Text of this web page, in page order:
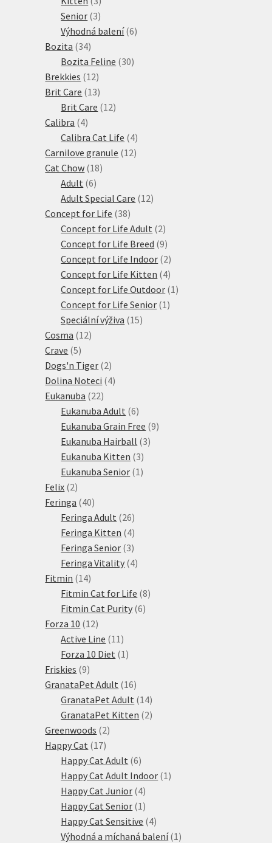
produkty
Senior 33
produkty
Výhodná balení 66
Bozita 3434
produktů
Bozita Feline 3030
Brekkies 1212
produktů
Brit Care 1313
produktů
Brit Care 1212
Calibra 44
produkty
Calibra Cat Life 44
produkty
Carnilove granule 1212
Cat Chow 1818
Adult 66
produktů
Adult Special Care 1212
Concept for Life 3838
produktů
Concept for Life Adult 22
produkty
Concept for Life Breed 99
produktů
Concept for Life Indoor 22
produkty
Concept for Life Kitten 44
produkty
Concept for Life Outdoor 1 1
Concept for Life Senior 1 1
Speciální výživa 1515
Cosma 1212
Crave 55
produktů
Dogs'n Tiger 22
produkty
Dolina Noteci 44
Eukanuba 2222
produktů
Eukanuba Adult 66
produktů
Eukanuba Grain Free 99
Eukanuba Hairball 33
Eukanuba Kitten 33
produkty
Eukanuba Senior 1 1
Felix 22
produkty
Feringa 4040
produktů
Feringa Adult 2626
produktů
Feringa Kitten 44
produkty
Feringa Senior 33
produkty
Feringa Vitality 44
Fitmin 1414
produktů
Fitmin Cat for Life 88
Fitmin Cat Purity 66
Forza 10 1212
produktů
Active Line 11 11
produktů
Forza 10 Diet 1 1
Friskies 99
produktů
GranataPet Adult 1616
produktů
GranataPet Adult 1414
produktů
GranataPet Kitten 22
Greenwoods 22
Happy Cat 1717
produktů
Happy Cat Adult 66
produktů
Happy Cat Adult Indoor 1 1
Happy Cat Junior 44
produkty
Happy Cat Senior 1 1
produkt
Happy Cat Sensitive 44
produkty
Výhodná a míchaná balení 1 1